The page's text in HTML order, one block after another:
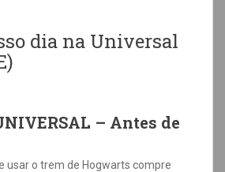
dia na Universal
– Antes de
usar o trem de Hogwarts compre